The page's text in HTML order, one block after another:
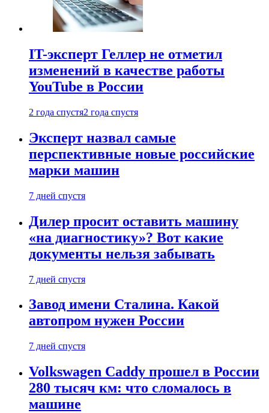
IT-эксперт Геллер не отметил
изменений в качестве работы
YouTube в России
2 года спустя2 года спустя
Эксперт назвал самые
перспективные новые российские
марки машин
7 дней спустя
Дилер просит оставить машину
«на диагностику»? Вот какие
документы нельзя забывать
7 дней спустя
Завод имени Сталина. Какой
автопром нужен России
7 дней спустя
Volkswagen Caddy прошел в России
280 тысяч км: что сломалось в
машине